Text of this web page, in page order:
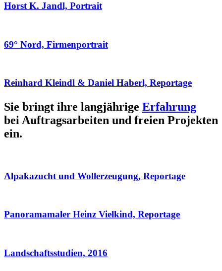
Horst K. Jandl, Portrait
69° Nord, Firmenportrait
Reinhard Kleindl & Daniel Haberl, Reportage
Sie bringt ihre langjährige Erfahrung
bei Auftragsarbeiten und freien Projekten
ein.
Alpakazucht und Wollerzeugung, Reportage
Panoramamaler Heinz Vielkind, Reportage
Landschaftsstudien, 2016